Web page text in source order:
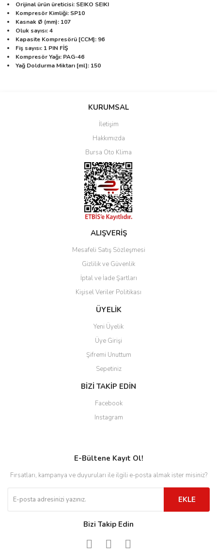
Orijinal ürün üreticisi: SEIKO SEIKI
Kompresör Kimliği: SP10
Kasnak Ø (mm): 107
Oluk sayısı: 4
Kapasite Kompresörü [CCM]: 96
Fiş sayısı: 1 PIN FİŞ
Kompresör Yağı: PAG-46
Yağ Doldurma Miktarı [ml]: 150
Bu ürüne ilk yorumu siz yapın!
Yorum Yaz
KURUMSAL
İletişim
Hakkımızda
Bursa Oto Klima
ALIŞVERİŞ
Mesafeli Satış Sözleşmesi
Gizlilik ve Güvenlik
İptal ve İade Şartları
Kişisel Veriler Politikası
ÜYELİK
Yeni Üyelik
Üye Girişi
Şifremi Unuttum
Sepetiniz
BİZİ TAKİP EDİN
Facebook
Instagram
E-Bültene Kayıt Ol!
Fırsatları, kampanya ve duyuruları ile ilgili e-posta almak ister misiniz?
EKLE
Bizi Takip Edin